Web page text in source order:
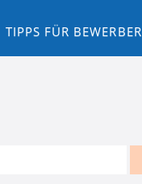
TIPPS FÜR BEWERBER